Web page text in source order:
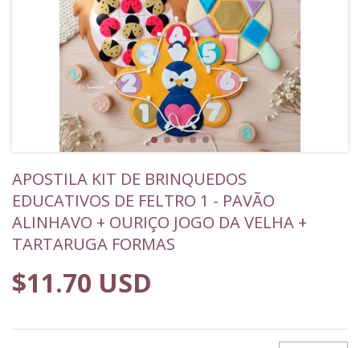
APOSTILA KIT DE BRINQUEDOS
EDUCATIVOS DE FELTRO 1 - PAVÃO
ALINHAVO + OURIÇO JOGO DA VELHA +
TARTARUGA FORMAS
$11.70 USD